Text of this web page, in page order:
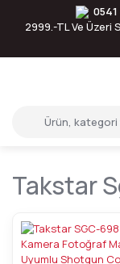
0541
2999.-TL Ve
Takstar